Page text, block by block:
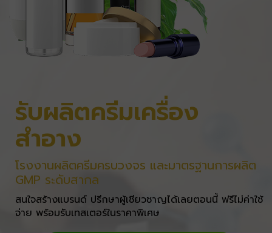
รับผลิตครีมเครื่อง
สำอาง
โรงงานผลิตครีมครบวงจร และมาตรฐานการผลิต
GMP ระดับสากล
สนใจสร้างแบรนด์ ปรีกษาผู้เชียวชาญได้เลยตอนนี้ ฟรีไม่ค่าใช้
จ่าย พร้อมรับเทสเตอร์ในราคาพิเศษ